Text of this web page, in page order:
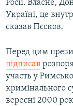
Росії. Власне,
Україні, це
сказав Пєсков.
Перед цим
підписав
участь у
кримінального
вересні 2000